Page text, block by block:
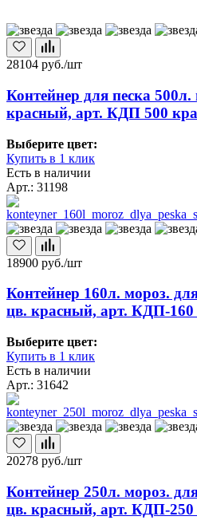
28104 руб./шт
Контейнер для песка
красный, арт. КДП 500
Выберите цвет:
Купить в 1 клик
Есть в наличии
Арт.: 31198
18900 руб./шт
Контейнер 160л. мороз.
цв. красный, арт. КДП-160
Выберите цвет:
Купить в 1 клик
Есть в наличии
Арт.: 31642
20278 руб./шт
Контейнер 250л. мороз.
цв. красный, арт. КДП-250